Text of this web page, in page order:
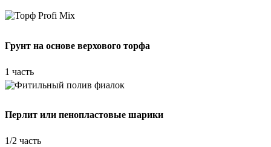
Грунт на основе верхового торфа
1 часть
Перлит или пенопластовые шарики
1/2 часть